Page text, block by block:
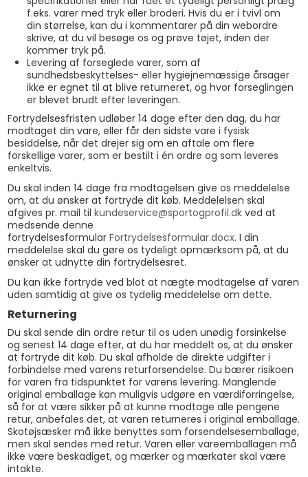
f.eks. varer med tryk eller broderi. Hvis du er i tvivl om
din størrelse, kan du i kommentarer på din webordre
skrive, at du vil besøge os og prøve tøjet, inden der
kommer tryk på.
Levering af forseglede varer, som af
sundhedsbeskyttelses- eller hygiejnemæssige årsager
ikke er egnet til at blive returneret, og hvor forseglingen
er blevet brudt efter leveringen.
Fortrydelsesfristen udløber 14 dage efter den dag, du har
modtaget din vare, eller får den sidste vare i fysisk
besiddelse, når det drejer sig om en aftale om flere
forskellige varer, som er bestilt i én ordre og som leveres
enkeltvis.
Du skal inden 14 dage fra modtagelsen give os meddelelse
om, at du ønsker at fortryde dit køb. Meddelelsen skal
afgives pr. mail til kundeservice@sportogprofil.dkved at
medsende denne
fortrydelsesformular Fortrydelsesformular.docx. I din
meddelelse skal du gøre os tydeligt opmærksom på, at du
ønsker at udnytte din fortrydelsesret.
Du kan ikke fortryde ved blot at nægte modtagelse af varen
uden samtidig at give os tydelig meddelelse om dette.
Returnering
Du skal sende din ordre retur til os uden unødig forsinkelse
og senest 14 dage efter, at du har meddelt os, at du ønsker
at fortryde dit køb. Du skal afholde de direkte udgifter i
forbindelse med varens returforsendelse. Du bærer risikoen
for varen fra tidspunktet for varens levering. Manglende
original emballage kan muligvis udgøre en værdiforringelse,
så for at være sikker på at kunne modtage alle pengene
retur, anbefales det, at varen returneres i original emballage.
Skotøjsæsker må ikke benyttes som forsendelsesemballage,
men skal sendes med retur. Varen eller vareemballagen må
ikke være beskadiget, og mærker og mærkater skal være
intakte.